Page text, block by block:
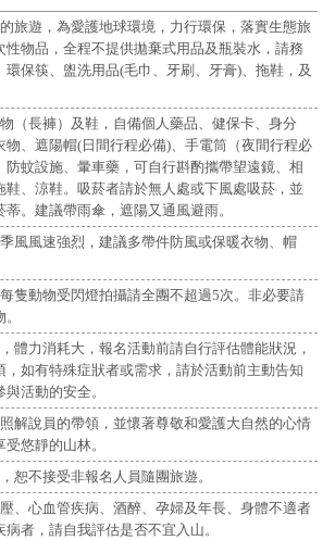
旅遊，為愛護地球環境，力行環保，落實生態旅
性物品，全程不提供拋棄式用品及瓶裝水，請務
環保筷、盥洗用品(毛巾、牙刷、牙膏)、拖鞋，及
（長褲）及鞋，自備個人藥品、健保卡、身分
物、遮陽帽(日間行程必備)、手電筒（夜間行程必
防蚊設施、暈車藥，可自行斟酌攜帶望遠鏡、相
鞋、涼鞋。吸菸者請於無人處或下風處吸菸，並
。建議帶雨傘，遮陽又通風避雨。
風風速強烈，建議多帶件防風或保暖衣物、帽
隻動物受閃燈拍攝請全團不超過5次。非必要請
體力消耗大，報名活動前請自行評估體能狀況，
，如有特殊症狀者或需求，請於活動前主動告知
活動的安全。
解說員的帶領，並懷著尊敬和愛護大自然的心情
悠靜的山林。
恕不接受非報名人員隨團旅遊。
、心血管疾病、酒醉、孕婦及年長、身體不適者
者，請自我評估是否不宜入山。